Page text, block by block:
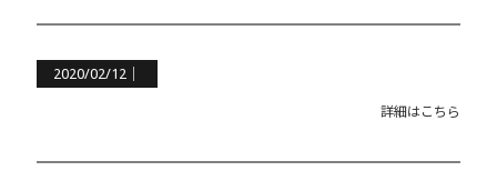
2020/02/12｜
詳細はこちら